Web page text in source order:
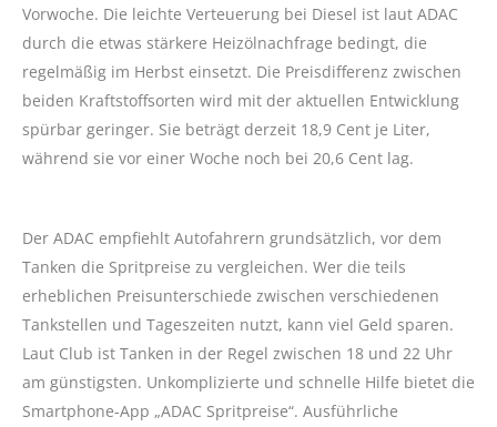
Vorwoche. Die leichte Verteuerung bei Diesel ist laut ADAC
durch die etwas stärkere Heizölnachfrage bedingt, die
regelmäßig im Herbst einsetzt. Die Preisdifferenz zwischen
beiden Kraftstoffsorten wird mit der aktuellen Entwicklung
spürbar geringer. Sie beträgt derzeit 18,9 Cent je Liter,
während sie vor einer Woche noch bei 20,6 Cent lag.
Der ADAC empfiehlt Autofahrern grundsätzlich, vor dem
Tanken die Spritpreise zu vergleichen. Wer die teils
erheblichen Preisunterschiede zwischen verschiedenen
Tankstellen und Tageszeiten nutzt, kann viel Geld sparen.
Laut Club ist Tanken in der Regel zwischen 18 und 22 Uhr
am günstigsten. Unkomplizierte und schnelle Hilfe bietet die
Smartphone-App „ADAC Spritpreise“. Ausführliche